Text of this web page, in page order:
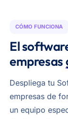
CÓMO FUNCIONA
El
empresas
Despliega tu
empresas de
un equipo